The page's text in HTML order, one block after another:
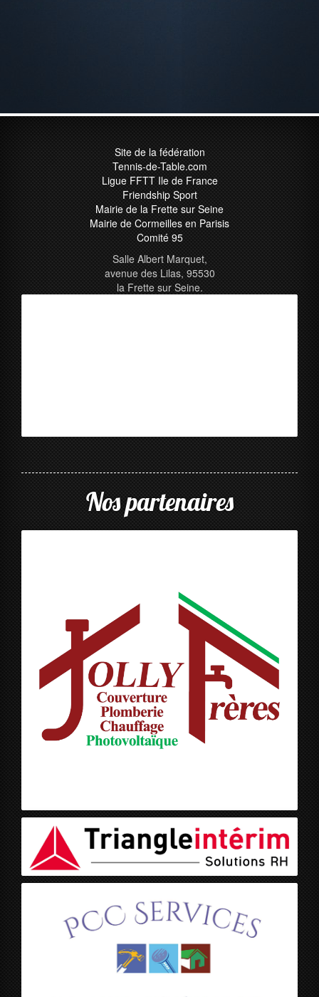
Site de la fédération
Tennis-de-Table.com
Ligue FFTT Ile de France
Friendship Sport
Mairie de la Frette sur Seine
Mairie de Cormeilles en Parisis
Comité 95
Salle Albert Marquet,
avenue des Lilas, 95530
la Frette sur Seine.
Nos partenaires
Jolly Frères